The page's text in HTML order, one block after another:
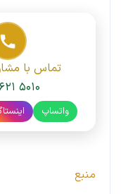
تماس با
۰۹۱۰
واتساپ
منبع